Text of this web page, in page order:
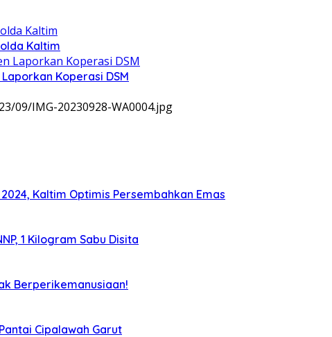
Kaltim
Koperasi DSM
09/IMG-20230928-WA0004.jpg
Kaltim Optimis Persembahkan Emas
1 Kilogram Sabu Disita
Berperikemanusiaan!
Cipalawah Garut